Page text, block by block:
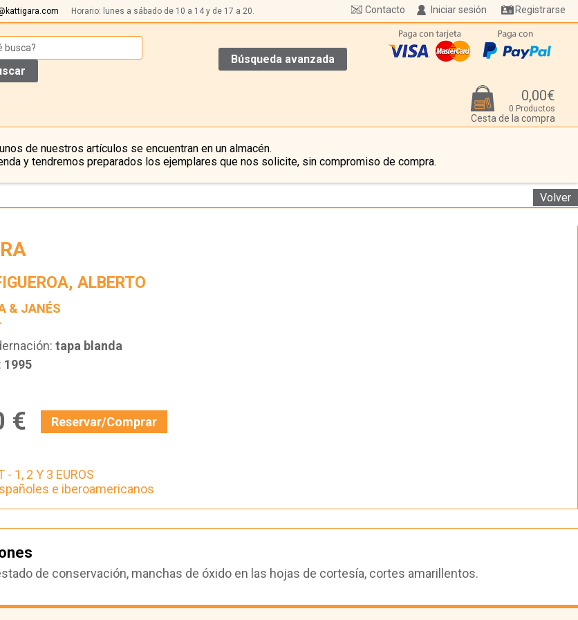
Horario: lunes a sábado de 10 a 14 y de 17 a 20. Iniciar sesión Registrarse
Contacto
Búsqueda avanzada
0,00€
0 Productos
Cesta de la compra
de nuestros artículos se encuentran en un almacén.
y tendremos preparados los ejemplares que nos solicite, sin compromiso de compra.
Volver
ALBERTO
& JANÉS
tapa blanda
1995
€ Reservar/Comprar
- 1, 2 Y 3 EUROS
e iberoamericanos
de conservación, manchas de óxido en las hojas de cortesía, cortes amarillentos.